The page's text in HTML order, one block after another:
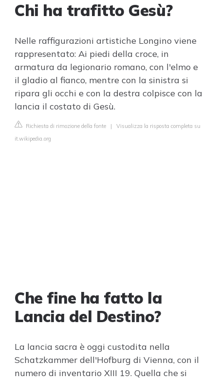
Chi ha trafitto Gesù?
Nelle raffigurazioni artistiche Longino viene
rappresentato: Ai piedi della croce, in
armatura da legionario romano, con l'elmo e
il gladio al fianco, mentre con la sinistra si
ripara gli occhi e con la destra colpisce con la
lancia il costato di Gesù.
Richiesta di rimozione della fonte | Visualizza la risposta completa su
it.wikipedia.org
Che fine ha fatto la
Lancia del Destino?
La lancia sacra è oggi custodita nella
Schatzkammer dell'Hofburg di Vienna, con il
numero di inventario XIII 19. Quella che si